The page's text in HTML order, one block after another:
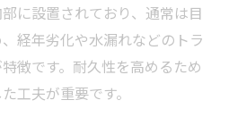
活用した隠蔽配管点検
隠蔽配管異常を見抜く
を点検すべきサインとは
サインと早期発見法
に設置されており、通常は目
経年劣化や水漏れなどのトラ
徴です。耐久性を高めるため
工夫が重要です。